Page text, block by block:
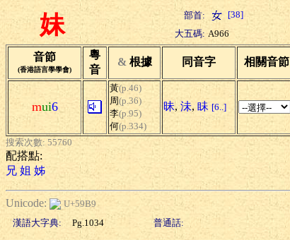
妹 部首: [38]
大五碼: A966
音節
(香港語言學學會)
粵
音
& 根據 同音字 相關音節
mui6
黃(p.46)
周(p.36)
李(p.95)
何(p.334)
昧, 沬, 眛 [6..]
搜索次數: 55760
配搭點:
兄 姐 姊
Unicode:
U+59B9
漢語大字典:
Pg.1034 普通話: